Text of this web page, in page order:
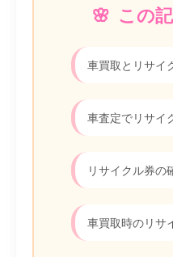
この
車買取とリサイ
車査定でリサイ
リサイクル券の
車買取時のリサ